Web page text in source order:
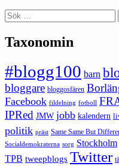
Sök
efter:
Taxonomin
#blogg100 barn
bloggare bloggosfären
Facebook fildelning fotboll
IPRed JMW jobb kalendern
politik präst Same Same But
Socialdemokraterna sorg Stockholm
TPB tweepblogs Twitter